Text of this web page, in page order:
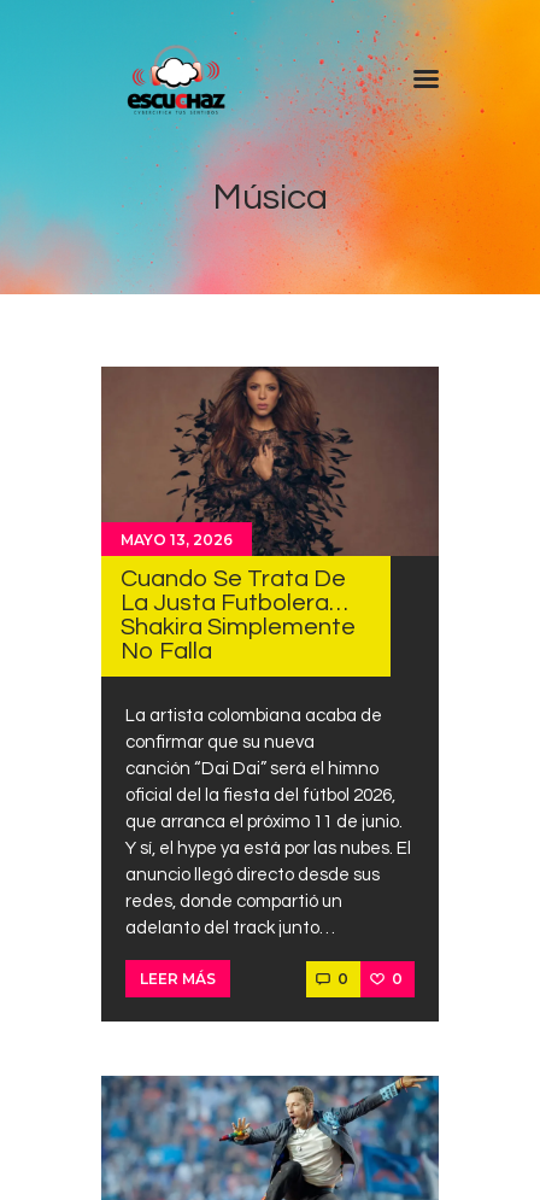
Música
Inicio
Programas
DJ’s
Colaboradores
Contacto
MAYO 13, 2026
Cuando Se Trata De
La Justa Futbolera…
Shakira Simplemente
No Falla
La artista colombiana acaba de
confirmar que su nueva
canción “Dai Dai” será el himno
oficial del la fiesta del fútbol 2026,
que arranca el próximo 11 de junio.
Y sí, el hype ya está por las nubes. El
anuncio llegó directo desde sus
redes, donde compartió un
adelanto del track junto…
LEER MÁS 0 0